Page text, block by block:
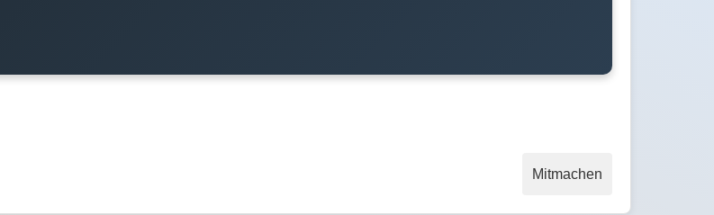
Mitmachen